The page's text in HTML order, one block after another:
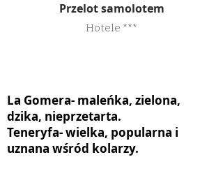
Przelot samolotem
Hotele ***
La Gomera- maleńka, zielona,
dzika, nieprzetarta.
Teneryfa- wielka, popularna i
uznana wśród kolarzy.